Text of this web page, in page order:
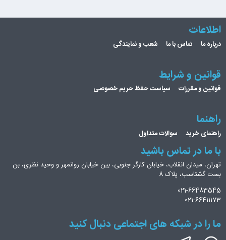
اطلاعات
درباره ما تماس با ما شعب و نمایندگی
قوانین و شرایط
قوانین و مقررات سیاست حفظ حریم خصوصی
راهنما
راهنمای خرید سوالات متداول
با ما در تماس باشید
تهران، میدان انقلاب، خیابان کارگر جنوبی، بین خیابان روانمهر و وحید نظری، بن
بست گشتاسب، پلاک 8
021-66483545
021-66411173
ما را در شبکه های اجتماعی دنبال کنید